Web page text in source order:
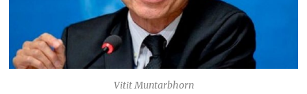
Vitit Muntarbhorn